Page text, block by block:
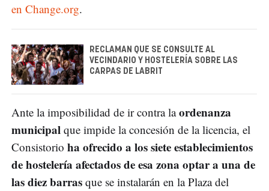
en Change.org.
RECLAMAN QUE SE CONSULTE AL
VECINDARIO Y HOSTELERÍA SOBRE LAS
CARPAS DE LABRIT
Ante la imposibilidad de ir contra laordenanza
municipal que impide la concesión de la licencia, el
Consistorio ha ofrecido a los siete establecimientos
de hostelería afectados de esa zona optar a una de
las diez barras que se instalarán en la Plaza del